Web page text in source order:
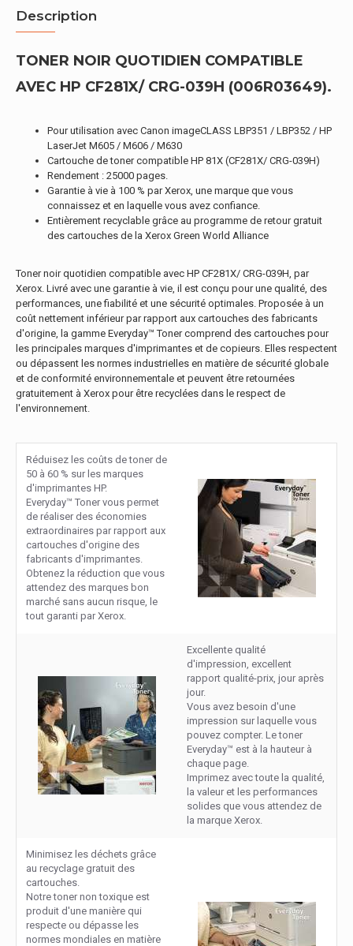
Description
TONER NOIR QUOTIDIEN COMPATIBLE
AVEC HP CF281X/ CRG-039H (006R03649).
Pour utilisation avec Canon imageCLASS LBP351 / LBP352 / HP
LaserJet M605 / M606 / M630
Cartouche de toner compatible HP 81X (CF281X/ CRG-039H)
Rendement : 25000 pages.
Garantie à vie à 100 % par Xerox, une marque que vous
connaissez et en laquelle vous avez confiance.
Entièrement recyclable grâce au programme de retour gratuit
des cartouches de la Xerox Green World Alliance
Toner noir quotidien compatible avec HP CF281X/ CRG-039H, par
Xerox. Livré avec une garantie à vie, il est conçu pour une qualité, des
performances, une fiabilité et une sécurité optimales. Proposée à un
coût nettement inférieur par rapport aux cartouches des fabricants
d'origine, la gamme Everyday™ Toner comprend des cartouches pour
les principales marques d'imprimantes et de copieurs. Elles respectent
ou dépassent les normes industrielles en matière de sécurité globale
et de conformité environnementale et peuvent être retournées
gratuitement à Xerox pour être recyclées dans le respect de
l'environnement.
Réduisez les coûts de toner de
50 à 60 % sur les marques
d'imprimantes HP.
Everyday™ Toner vous permet
de réaliser des économies
extraordinaires par rapport aux
cartouches d'origine des
fabricants d'imprimantes.
Obtenez la réduction que vous
attendez des marques bon
marché sans aucun risque, le
tout garanti par Xerox.
Excellente qualité
d'impression, excellent
rapport qualité-prix, jour après
jour.
Vous avez besoin d'une
impression sur laquelle vous
pouvez compter. Le toner
Everyday™ est à la hauteur à
chaque page.
Imprimez avec toute la qualité,
la valeur et les performances
solides que vous attendez de
la marque Xerox.
Minimisez les déchets grâce
au recyclage gratuit des
cartouches.
Notre toner non toxique est
produit d'une manière qui
respecte ou dépasse les
normes mondiales en matière